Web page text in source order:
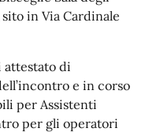
in Via Cardinale
attestato di
e in corso
per Assistenti
per gli operatori